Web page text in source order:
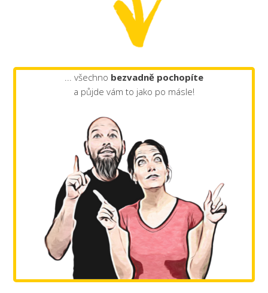
... všechno bezvadně pochopíte
a půjde vám to jako po másle!